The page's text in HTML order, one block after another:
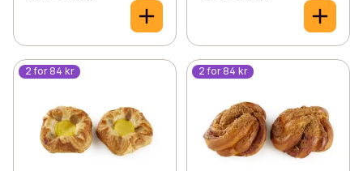
2 for 84 kr 2 for 84 kr